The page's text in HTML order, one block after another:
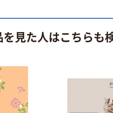
を見た人はこちらも